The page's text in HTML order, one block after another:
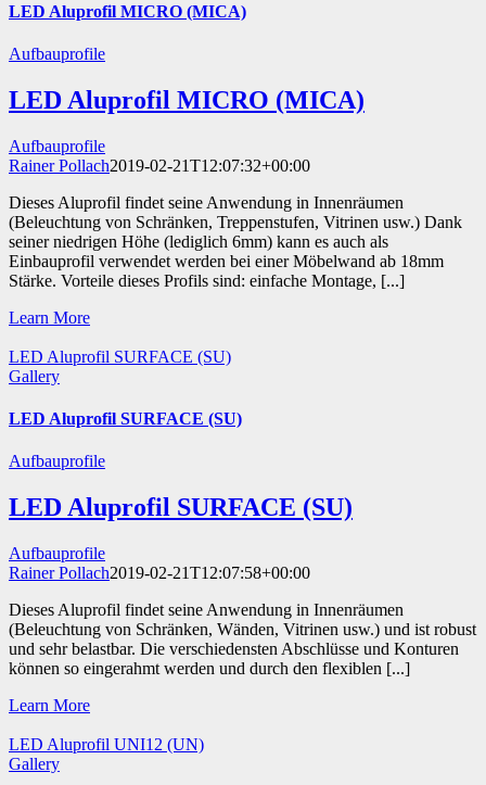
LED Aluprofil MICRO (MICA)
Aufbauprofile
LED Aluprofil MICRO (MICA)
Aufbauprofile
Rainer Pollach2019-02-21T12:07:32+00:00
Dieses Aluprofil findet seine Anwendung in Innenräumen
(Beleuchtung von Schränken, Treppenstufen, Vitrinen usw.) Dank
seiner niedrigen Höhe (lediglich 6mm) kann es auch als
Einbauprofil verwendet werden bei einer Möbelwand ab 18mm
Stärke. Vorteile dieses Profils sind: einfache Montage, [...]
Learn More
LED Aluprofil SURFACE (SU)
Gallery
LED Aluprofil SURFACE (SU)
Aufbauprofile
LED Aluprofil SURFACE (SU)
Aufbauprofile
Rainer Pollach2019-02-21T12:07:58+00:00
Dieses Aluprofil findet seine Anwendung in Innenräumen
(Beleuchtung von Schränken, Wänden, Vitrinen usw.) und ist robust
und sehr belastbar. Die verschiedensten Abschlüsse und Konturen
können so eingerahmt werden und durch den flexiblen [...]
Learn More
LED Aluprofil UNI12 (UN)
Gallery